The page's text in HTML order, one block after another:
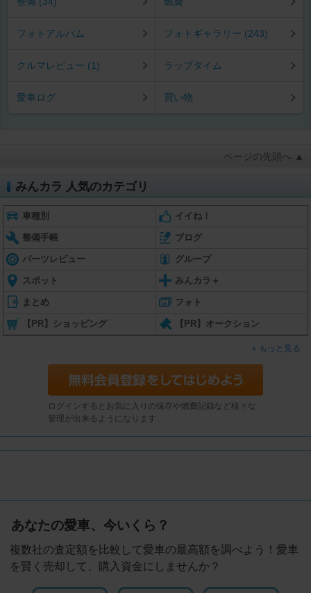
フォトアルバム フォトギャラリー (243)
クルマレビュー (1) ラップタイム
愛車ログ 買い物
ページの先頭へ ▲
みんカラ 人気のカテゴリ
車種別 イイね！
整備手帳 ブログ
パーツレビュー グループ
スポット みんカラ＋
まとめ フォト
【PR】ショッピング 【PR】オークション
もっと見る
ログインするとお気に入りの保存や燃費記録など様々な
管理が出来るようになります
あなたの愛車、今いくら？
複数社の査定額を比較して愛車の最高額を調べよう！愛車
を賢く売却して、購入資金にしませんか？